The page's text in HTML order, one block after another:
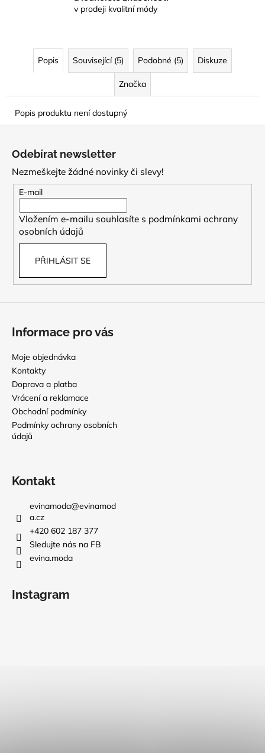
v prodeji kvalitní módy
Popis Související (5) Podobné (5) Diskuze
Značka
Popis produktu není dostupný
Odebírat newsletter
Nezmeškejte žádné novinky či slevy!
E-mail
Vložením e-mailu souhlasíte s podmínkami ochrany
osobních údajů
PŘIHLÁSIT SE
Informace pro vás
Moje objednávka
Kontakty
Doprava a platba
Vrácení a reklamace
Obchodní podmínky
Podmínky ochrany osobních
údajů
Kontakt
evinamoda@evinamod
a.cz
+420 602 187 377
Sledujte nás na FB
evina.moda
Instagram